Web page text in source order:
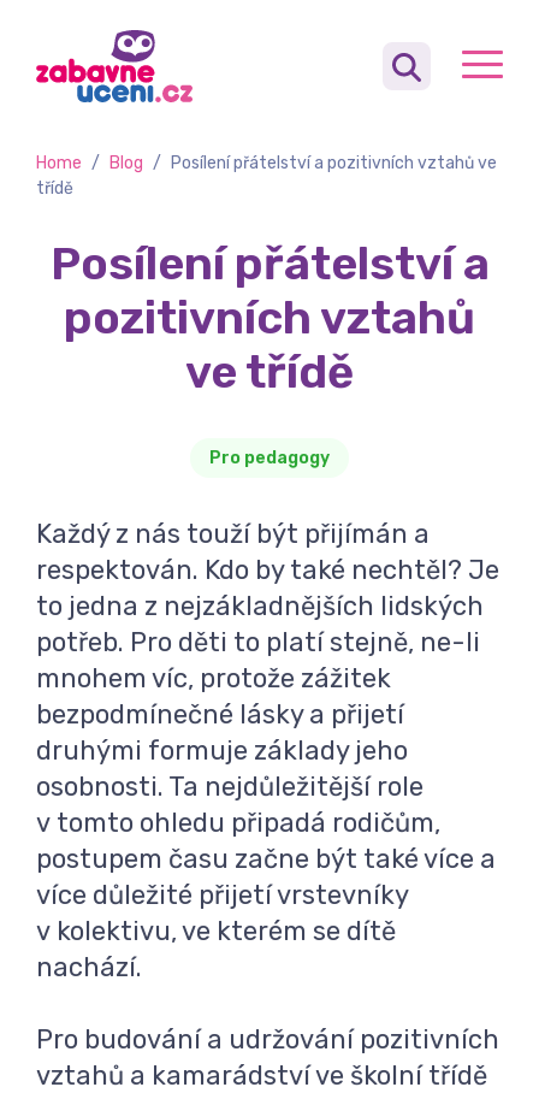
Home / Blog /
Posílení přátelství a pozitivních vztahů ve
třídě
Posílení přátelství a
pozitivních vztahů
ve třídě
Pro pedagogy
Každý z nás touží být přijímán a
respektován. Kdo by také nechtěl? Je
to jedna z nejzákladnějších lidských
potřeb. Pro děti to platí stejně, ne-li
mnohem víc, protože zážitek
bezpodmínečné lásky a přijetí
druhými formuje základy jeho
osobnosti. Ta nejdůležitější role
v tomto ohledu připadá rodičům,
postupem času začne být také více a
více důležité přijetí vrstevníky
v kolektivu, ve kterém se dítě
nachází.
Pro budování a udržování pozitivních
vztahů a kamarádství ve školní třídě